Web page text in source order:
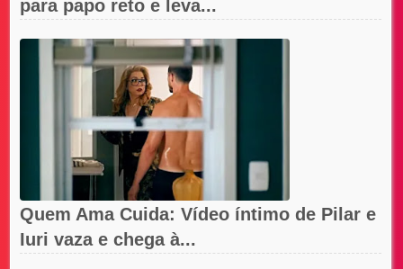
para papo reto e leva...
Quem Ama Cuida: Vídeo íntimo de Pilar e
Iuri vaza e chega à...